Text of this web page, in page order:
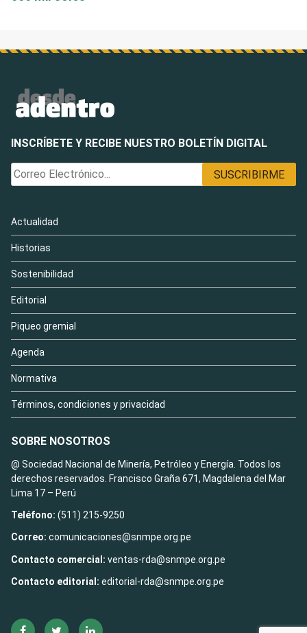
INSCRÍBETE Y RECIBE NUESTRO BOLETÍN DIGITAL
Actualidad
Historias
Sostenibilidad
Editorial
Piqueo gremial
Agenda
Normativa
Términos, condiciones y privacidad
SOBRE NOSOTROS
@ Sociedad Nacional de Minería, Petróleo y Energía. Todos los
derechos reservados. Francisco Graña 671, Magdalena del Mar
Lima 17 – Perú
Teléfono: (511) 215-9250
Correo: comunicaciones@snmpe.org.pe
Contacto comercial: ventas-rda@snmpe.org.pe
Contacto editorial: editorial-rda@snmpe.org.pe